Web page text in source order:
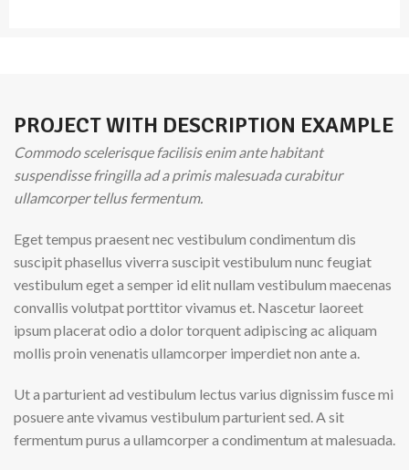
PROJECT WITH DESCRIPTION EXAMPLE
Commodo scelerisque facilisis enim ante habitant
suspendisse fringilla ad a primis malesuada curabitur
ullamcorper tellus fermentum.
Eget tempus praesent nec vestibulum condimentum dis
suscipit phasellus viverra suscipit vestibulum nunc feugiat
vestibulum eget a semper id elit nullam vestibulum maecenas
convallis volutpat porttitor vivamus et. Nascetur laoreet
ipsum placerat odio a dolor torquent adipiscing ac aliquam
mollis proin venenatis ullamcorper imperdiet non ante a.
Ut a parturient ad vestibulum lectus varius dignissim fusce mi
posuere ante vivamus vestibulum parturient sed. A sit
fermentum purus a ullamcorper a condimentum at malesuada.